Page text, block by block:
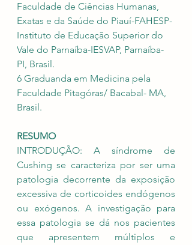
Faculdade de Ciências Humanas,
Exatas e da Saúde do Piauí-FAHESP-
Instituto de Educação Superior do
Vale do Parnaíba-IESVAP, Parnaíba-
PI, Brasil.
6 Graduanda em Medicina pela
Faculdade Pitagóras/ Bacabal- MA,
Brasil.
RESUMO
INTRODUÇÃO: A síndrome de
Cushing se caracteriza por ser uma
patologia decorrente da exposição
excessiva de corticoides endógenos
ou exógenos. A investigação para
essa patologia se dá nos pacientes
que apresentem múltiplos e